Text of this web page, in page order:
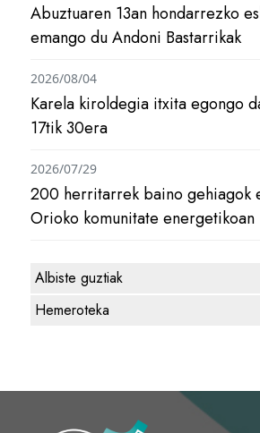
Abuztuaren 13an hondarrezko
emango du Andoni Bastarrikak
Karela kiroldegia itxita egongo
17tik 30era
2026/08/04
200 herritarrek baino gehiagok
Orioko komunitate energetikoan
2026/07/29
Albiste guztiak
Hemeroteka